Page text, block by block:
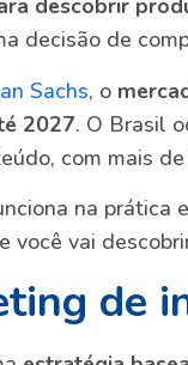
descobrir
decisão de
Sachs, o
2027. O Brasil
com mais
na
você vai
de